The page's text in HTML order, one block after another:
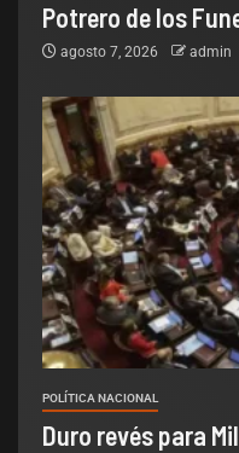
Potrero de los
agosto 7, 2026 admin
POLÍTICA NACIONAL
Duro revés para